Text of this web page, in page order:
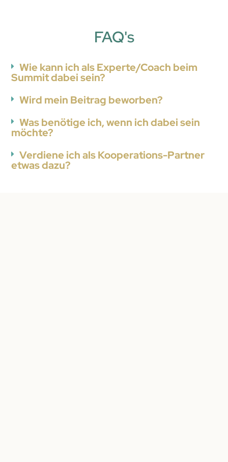
FAQ's
Wie kann ich als Experte/Coach beim
Summit dabei sein?
Wird mein Beitrag beworben?
Was benötige ich, wenn ich dabei sein
möchte?
Verdiene ich als Kooperations-Partner
etwas dazu?